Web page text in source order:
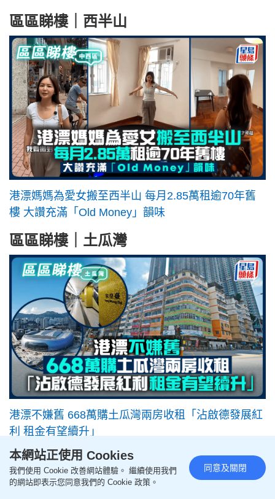
區區睇樓｜西半山
港漂媽媽為愛女搬至西半山 每月2.85萬租逾70年舊
樓 大讚充滿「Old Money」韻味
區區睇樓｜土瓜灣
港漂不嫌舊 668萬購土瓜灣兩房收租「沾啟德發展紅
利 租金有望續升」
區區睇樓｜筲箕灣
本網站正使用 Cookies
我們使用 Cookie 改善網站體驗。 繼續使用我們
的網站即表示您同意我們的 Cookie 政策。
同意及關閉